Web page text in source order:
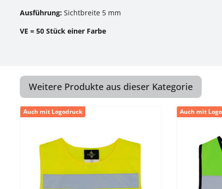
Ausführung: Sichtbreite 5 mm
VE = 50 Stück einer Farbe
Weitere Produkte aus dieser Kategorie
Produktgalerie überspringen
Auch mit Logodruck Auch mit